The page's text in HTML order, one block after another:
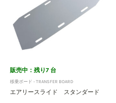
販売中：残り7 台
移乗ボード - TRANSFER BOARD
エアリースライド スタンダード